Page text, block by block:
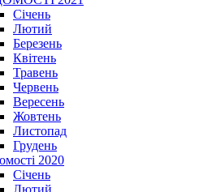
Січень
Лютий
Березень
Квітень
Травень
Червень
Вересень
Жовтень
Листопад
Грудень
2020
Січень
Лютий